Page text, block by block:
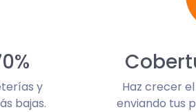
y
bajas.
Haz crecer
enviando tus